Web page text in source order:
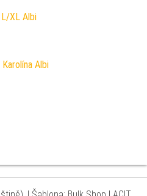
XL Albi
byla: 699 Kč.
Albi
byla: 65 Kč.